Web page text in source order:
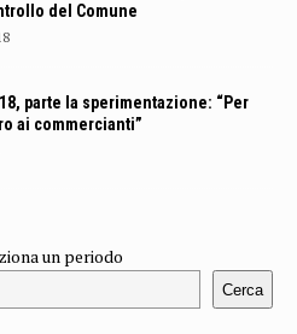
del Comune
parte la sperimentazione: “Per
ai commercianti”
un periodo
Cerca